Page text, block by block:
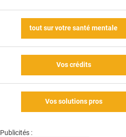
tout sur votre santé mentale
Vos crédits
Vos solutions pros
Publicités :